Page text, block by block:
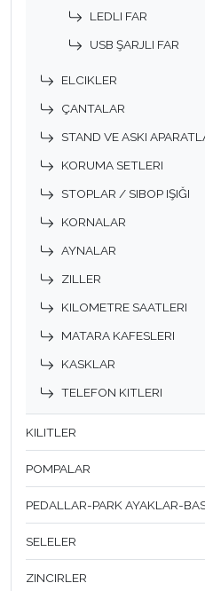
LEDLI FAR
USB ŞARJLI FAR
ELCIKLER
ÇANTALAR
STAND VE ASKI
KORUMA SETLERI
STOPLAR / SIBOP IŞIĞI
KORNALAR
AYNALAR
ZILLER
KILOMETRE SAATLERI
MATARA KAFESLERI
KASKLAR
TELEFON KITLERI
KILITLER
POMPALAR
PEDALLAR-PARK AYAKLAR-
SELELER
ZINCIRLER